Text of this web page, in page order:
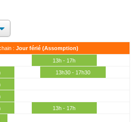
: Jour férié (Assomption)
13h - 17h
13h30 - 17h30
13h - 17h